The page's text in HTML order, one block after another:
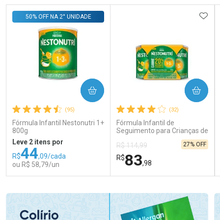
(95)
Fórmula Infantil Nestonutri 1+
800g
50% OFF NA 2° UNIDADE
Leve 2 itens por
R$44,09/cada
ou R$ 58,79/un
COMPRAR
(32)
Fórmula Infantil de
Seguimento para Crianças de
Primeira Infância Nestonutri
2 Unidades de 800g cada
R$ 114,99
R$83,98
27% OFF
COMPRAR
Laboratório
Por Menos